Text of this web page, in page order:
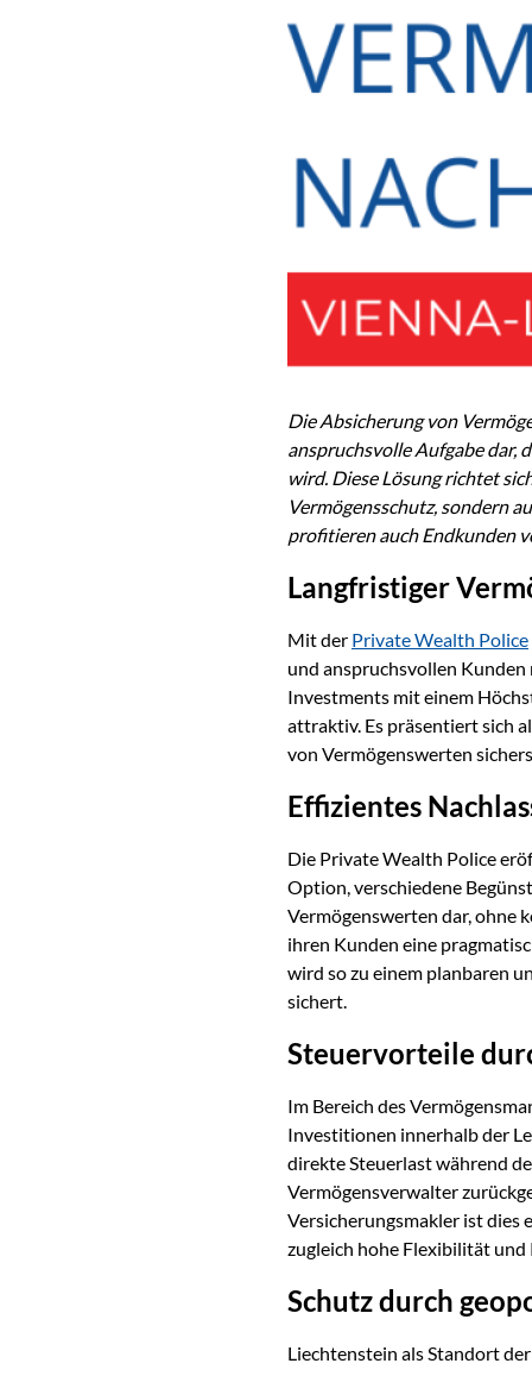
DieAbsicherung von
anspruchsvolle Aufgabe dar, d
wird. Diese Lösung richtet
Vermögensschutz, sondern
profitieren auch Endkunden
Langfristiger
Mit der Private Wealth Police
und anspruchsvollen
Investments mit einem
attraktiv. Es präsentiert sich
von Vermögenswerten
Effizientes
Die Private Wealth Police
Option, verschiedene
Vermögenswerten dar, ohne
ihren Kunden eine
wird so zu einem planbaren
sichert.
Steuervorteile
Im Bereich des
Investitionen innerhalb der
direkte Steuerlast während
Vermögensverwalter
Versicherungsmakler ist dies
zugleich hohe Flexibilität und
Schutz durch
Liechtenstein als Standort